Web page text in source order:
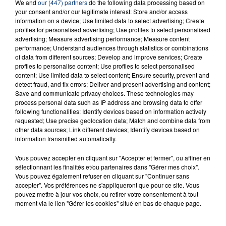
Die Young
KE$HA
RADIO CONTACT
FIL D'ACTU
We and our (447) partnersdo the following data processing based on
your consent and/or our legitimate interest: Store and/or access
information on a device; Use limited data to select advertising; Create
profiles for personalised advertising; Use profiles to select personalised
advertising; Measure advertising performance; Measure content
performance; Understand audiences through statistics or combinations
of data from different sources; Develop and improve services; Create
profiles to personalise content; Use profiles to select personalised
content; Use limited data to select content; Ensure security, prevent and
detect fraud, and fix errors; Deliver and present advertising and content;
Save and communicate privacy choices. These technologies may
process personal data such as IP address and browsing data to offer
following functionalities: Identify devices based on information actively
requested; Use precise geolocation data; Match and combine data from
other data sources; Link different devices; Identify devices based on
information transmitted automatically.
Vous pouvez accepter en cliquant sur "Accepter et fermer", ou affiner en
sélectionnant les finalités et/ou partenaires dans "Gérer mes choix".
Vous pouvez également refuser en cliquant sur "Continuer sans
accepter". Vos préférences ne s'appliqueront que pour ce site. Vous
pouvez mettre à jour vos choix, ou retirer votre consentement à tout
moment via le lien "Gérer les cookies" situé en bas de chaque page.